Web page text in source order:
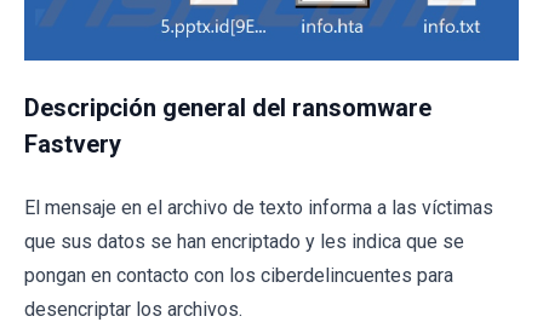
Descripción general del ransomware
Fastvery
El mensaje en el archivo de texto informa a las víctimas
que sus datos se han encriptado y les indica que se
pongan en contacto con los ciberdelincuentes para
desencriptar los archivos.